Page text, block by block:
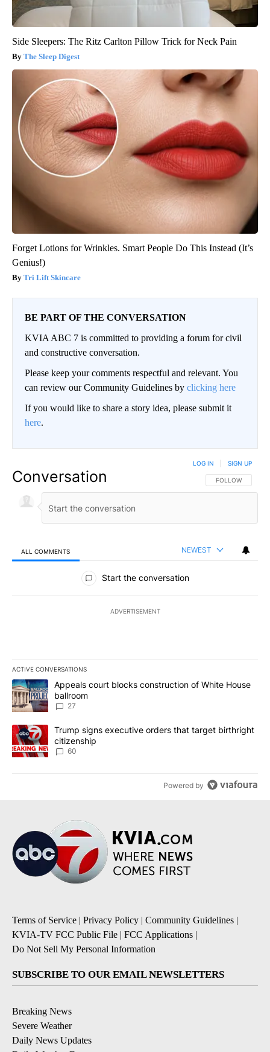
Side Sleepers: The Ritz Carlton Pillow Trick for Neck Pain
The Sleep Digest
Forget Lotions for Wrinkles. Smart People Do This Instead (It’s
Genius!)
Tri Lift Skincare
BE PART OF THE CONVERSATION
KVIA ABC 7 is committed to providing a forum for civil
and constructive conversation.
Please keep your comments respectful and relevant. You
can review our Community Guidelines by clicking here
If you would like to share a story idea, please submit it
here.
Conversation FOLLOW THIS
FOLLOW
LOG IN SIGN UP
ALL COMMENTS NEWEST
All Comments
Start the conversation
ADVERTISEMENT
ACTIVE CONVERSATIONS
The following is a list of the most commented articles in the last
A trending article titled "Appeals court blocks construction of
Appeals court blocks construction of White House
ballroom
27
A trending article titled "Trump signs executive orders that
Trump signs executive orders that target birthright
citizenship
60
Powered by
Terms of Service | Privacy Policy | Community Guidelines |
KVIA-TV FCC Public File | FCC Applications |
Do Not Sell My Personal Information
SUBSCRIBE TO OUR EMAIL NEWSLETTERS
Breaking News
Severe Weather
Daily News Updates